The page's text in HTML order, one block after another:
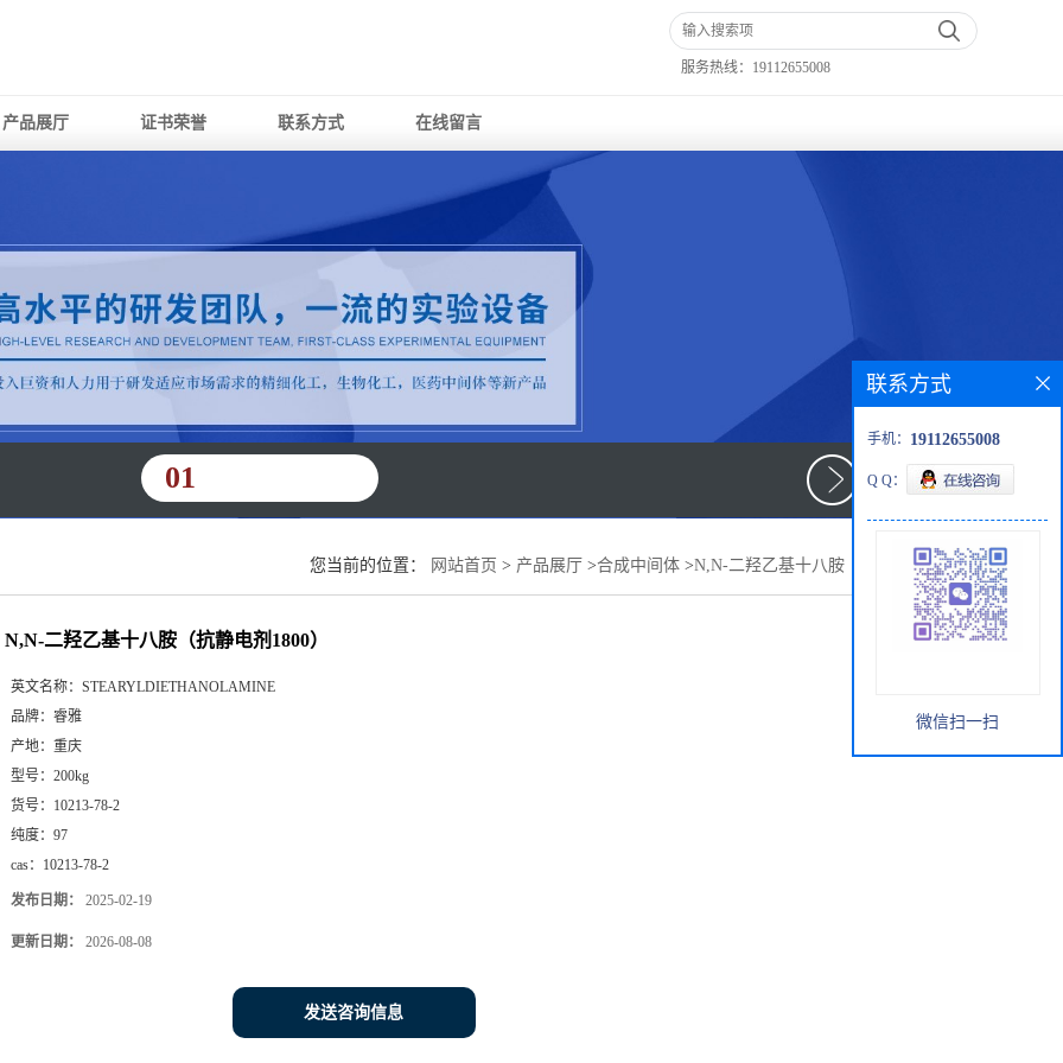
服务热线： 19112655008
产品展厅 证书荣誉 联系方式 在线留言
01
您当前的位置： 网站首页 > 产品展厅 >合成中间体 >N,N-二羟乙基十八胺（抗静电剂1800）
N,N-二羟乙基十八胺（抗静电剂1800）
英文名称： STEARYLDIETHANOLAMINE
品牌： 睿雅
产地： 重庆
型号： 200kg
货号： 10213-78-2
纯度： 97
cas： 10213-78-2
发布日期： 2025-02-19
更新日期： 2026-08-08
发送咨询信息
联系方式
手机： 19112655008
Q Q：
微信扫一扫